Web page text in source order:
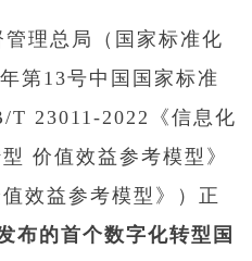
理总局（国家标准化
第13号中国国家标准
T 23011-2022《信息化
价值效益参考模型》
效益参考模型》）正
布的首个数字化转型国